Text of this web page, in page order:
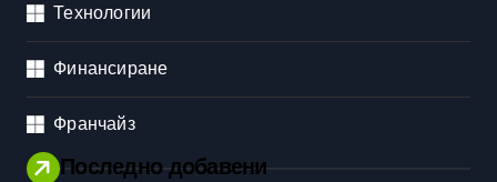
Технологии
Финансиране
Франчайз
Последно добавени